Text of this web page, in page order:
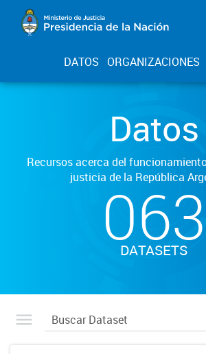
DATOS ORGANIZACIONES
Datos
Recursos acerca del
justicia de la República
063
DATASETS